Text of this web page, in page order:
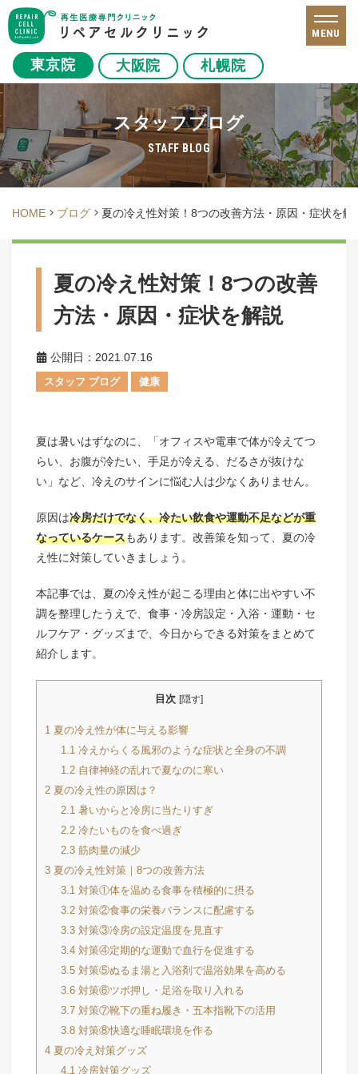
東京院 大阪院 札幌院
MENU
スタッフブログ
STAFF BLOG
HOME ブログ 夏の冷え性対策！8つの改善方法・原因・症状を解
夏の冷え性対策！8つの改善
方法・原因・症状を解説
公開日：2021.07.16
スタッフ ブログ 健康
夏は暑いはずなのに、「オフィスや電車で体が冷えてつ
らい、お腹が冷たい、手足が冷える、だるさが抜けな
い」など、冷えのサインに悩む人は少なくありません。
原因は冷房だけでなく、冷たい飲食や運動不足などが重
なっているケースもあります。改善策を知って、夏の冷
え性に対策していきましょう。
本記事では、夏の冷え性が起こる理由と体に出やすい不
調を整理したうえで、食事・冷房設定・入浴・運動・セ
ルフケア・グッズまで、今日からできる対策をまとめて
紹介します。
目次 [隠す]
1 夏の冷え性が体に与える影響
1.1冷えからくる風邪のような症状と全身の不調
1.2自律神経の乱れで夏なのに寒い
2 夏の冷え性の原因は？
2.1暑いからと冷房に当たりすぎ
2.2冷たいものを食べ過ぎ
2.3筋肉量の減少
3 夏の冷え性対策｜8つの改善方法
3.1対策①体を温める食事を積極的に摂る
3.2対策②食事の栄養バランスに配慮する
3.3対策③冷房の設定温度を見直す
3.4対策④定期的な運動で血行を促進する
3.5対策⑤ぬるま湯と入浴剤で温浴効果を高める
3.6対策⑥ツボ押し・足浴を取り入れる
3.7対策⑦靴下の重ね履き・五本指靴下の活用
3.8対策⑧快適な睡眠環境を作る
4 夏の冷え対策グッズ
4.1冷房対策グッズ